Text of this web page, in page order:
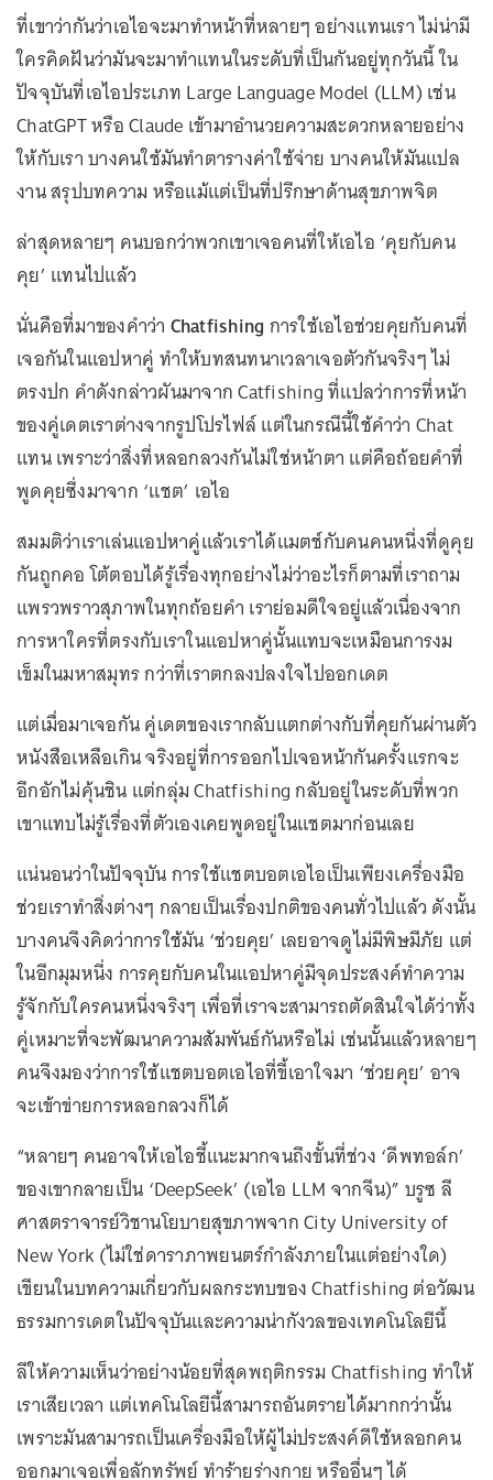
ที่เขาว่ากันว่าเอไอจะมาทำหน้าที่หลายๆ อย่างแทนเรา ไม่น่ามี
ใครคิดฝันว่ามันจะมาทำแทนในระดับที่เป็นกันอยู่ทุกวันนี้ ใน
ปัจจุบันที่เอไอประเภท Large Language Model (LLM) เช่น
ChatGPT หรือ Claude เข้ามาอำนวยความสะดวกหลายอย่าง
ให้กับเรา บางคนใช้มันทำตารางค่าใช้จ่าย บางคนให้มันแปล
งาน สรุปบทความ หรือแม้แต่เป็นที่ปรึกษาด้านสุขภาพจิต
ล่าสุดหลายๆ คนบอกว่าพวกเขาเจอคนที่ให้เอไอ ‘คุยกับคน
คุย’ แทนไปแล้ว
นั่นคือที่มาของคำว่า Chatfishing การใช้เอไอช่วยคุยกับคนที่
เจอกันในแอปหาคู่ ทำให้บทสนทนาเวลาเจอตัวกันจริงๆ ไม่
ตรงปก คำดังกล่าวผันมาจาก Catfishing ที่แปลว่าการที่หน้า
ของคู่เดตเราต่างจากรูปโปรไฟล์ แต่ในกรณีนี้ใช้คำว่า Chat
แทน เพราะว่าสิ่งที่หลอกลวงกันไม่ใช่หน้าตา แต่คือถ้อยคำที่
พูดคุยซึ่งมาจาก ‘แชต’ เอไอ
สมมติว่าเราเล่นแอปหาคู่แล้วเราได้แมตช์กับคนคนหนึ่งที่ดูคุย
กันถูกคอ โต้ตอบได้รู้เรื่องทุกอย่างไม่ว่าอะไรก็ตามที่เราถาม
แพรวพราวสุภาพในทุกถ้อยคำ เราย่อมดีใจอยู่แล้วเนื่องจาก
การหาใครที่ตรงกับเราในแอปหาคู่นั้นแทบจะเหมือนการงม
เข็มในมหาสมุทร กว่าที่เราตกลงปลงใจไปออกเดต
แต่เมื่อมาเจอกัน คู่เดตของเรากลับแตกต่างกับที่คุยกันผ่านตัว
หนังสือเหลือเกิน จริงอยู่ที่การออกไปเจอหน้ากันครั้งแรกจะ
อึกอักไม่คุ้นชิน แต่กลุ่ม Chatfishing กลับอยู่ในระดับที่พวก
เขาแทบไม่รู้เรื่องที่ตัวเองเคยพูดอยู่ในแชตมาก่อนเลย
แน่นอนว่าในปัจจุบัน การใช้แชตบอตเอไอเป็นเพียงเครื่องมือ
ช่วยเราทำสิ่งต่างๆ กลายเป็นเรื่องปกติของคนทั่วไปแล้ว ดังนั้น
บางคนจึงคิดว่าการใช้มัน ‘ช่วยคุย’ เลยอาจดูไม่มีพิษมีภัย แต่
ในอีกมุมหนึ่ง การคุยกับคนในแอปหาคู่มีจุดประสงค์ทำความ
รู้จักกับใครคนหนึ่งจริงๆ เพื่อที่เราจะสามารถตัดสินใจได้ว่าทั้ง
คู่เหมาะที่จะพัฒนาความสัมพันธ์กันหรือไม่ เช่นนั้นแล้วหลายๆ
คนจึงมองว่าการใช้แชตบอตเอไอที่ขี้เอาใจมา ‘ช่วยคุย’ อาจ
จะเข้าข่ายการหลอกลวงก็ได้
“หลายๆ คนอาจให้เอไอชี้แนะมากจนถึงขั้นที่ช่วง ‘ดีพทอล์ก’
ของเขากลายเป็น ‘DeepSeek’ (เอไอ LLM จากจีน)” บรูซ ลี
ศาสตราจารย์วิชานโยบายสุขภาพจาก City University of
New York (ไม่ใช่ดาราภาพยนตร์กำลังภายในแต่อย่างใด)
เขียนในบทความเกี่ยวกับผลกระทบของ Chatfishing ต่อวัฒน
ธรรมการเดตในปัจจุบันและความน่ากังวลของเทคโนโลยีนี้
ลีให้ความเห็นว่าอย่างน้อยที่สุดพฤติกรรม Chatfishing ทำให้
เราเสียเวลา แต่เทคโนโลยีนี้สามารถอันตรายได้มากกว่านั้น
เพราะมันสามารถเป็นเครื่องมือให้ผู้ไม่ประสงค์ดีใช้หลอกคน
ออกมาเจอเพื่อลักทรัพย์ ทำร้ายร่างกาย หรืออื่นๆ ได้